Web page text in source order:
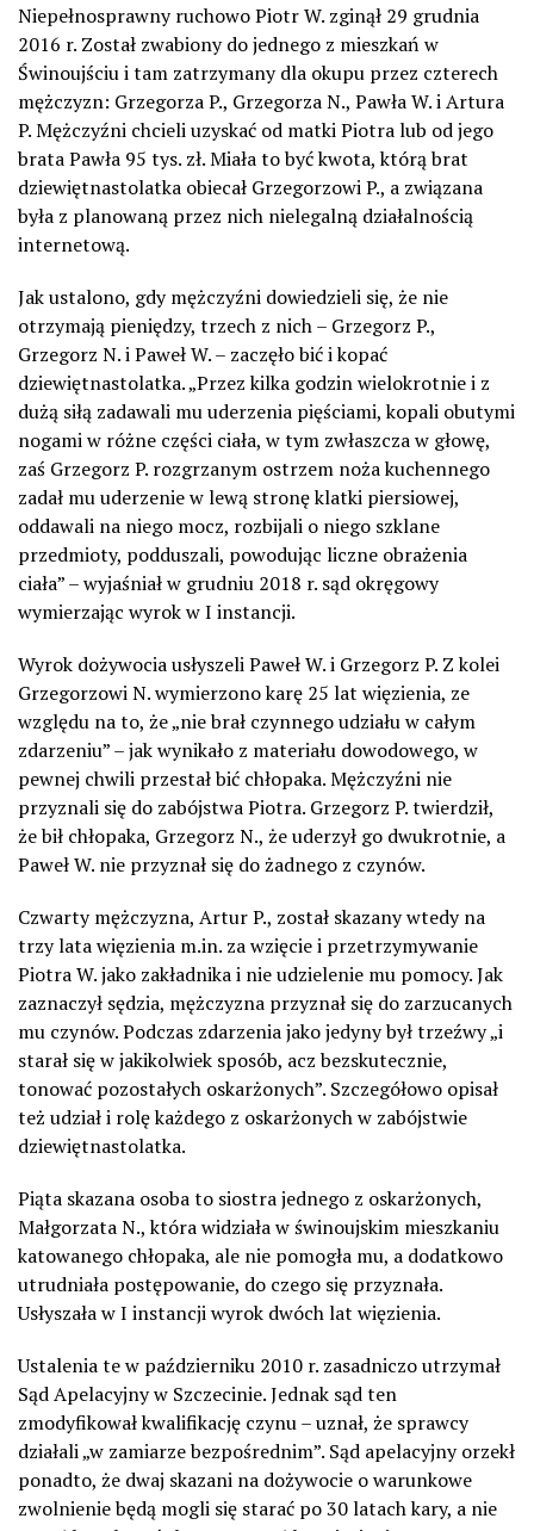
Niepełnosprawny ruchowo Piotr W. zginął 29 grudnia
2016 r. Został zwabiony do jednego z mieszkań w
Świnoujściu i tam zatrzymany dla okupu przez czterech
mężczyzn: Grzegorza P., Grzegorza N., Pawła W. i Artura
P. Mężczyźni chcieli uzyskać od matki Piotra lub od jego
brata Pawła 95 tys. zł. Miała to być kwota, którą brat
dziewiętnastolatka obiecał Grzegorzowi P., a związana
była z planowaną przez nich nielegalną działalnością
internetową.
Jak ustalono, gdy mężczyźni dowiedzieli się, że nie
otrzymają pieniędzy, trzech z nich – Grzegorz P.,
Grzegorz N. i Paweł W. – zaczęło bić i kopać
dziewiętnastolatka. „Przez kilka godzin wielokrotnie i z
dużą siłą zadawali mu uderzenia pięściami, kopali obutymi
nogami w różne części ciała, w tym zwłaszcza w głowę,
zaś Grzegorz P. rozgrzanym ostrzem noża kuchennego
zadał mu uderzenie w lewą stronę klatki piersiowej,
oddawali na niego mocz, rozbijali o niego szklane
przedmioty, podduszali, powodując liczne obrażenia
ciała” – wyjaśniał w grudniu 2018 r. sąd okręgowy
wymierzając wyrok w I instancji.
Wyrok dożywocia usłyszeli Paweł W. i Grzegorz P. Z kolei
Grzegorzowi N. wymierzono karę 25 lat więzienia, ze
względu na to, że „nie brał czynnego udziału w całym
zdarzeniu” – jak wynikało z materiału dowodowego, w
pewnej chwili przestał bić chłopaka. Mężczyźni nie
przyznali się do zabójstwa Piotra. Grzegorz P. twierdził,
że bił chłopaka, Grzegorz N., że uderzył go dwukrotnie, a
Paweł W. nie przyznał się do żadnego z czynów.
Czwarty mężczyzna, Artur P., został skazany wtedy na
trzy lata więzienia m.in. za wzięcie i przetrzymywanie
Piotra W. jako zakładnika i nie udzielenie mu pomocy. Jak
zaznaczył sędzia, mężczyzna przyznał się do zarzucanych
mu czynów. Podczas zdarzenia jako jedyny był trzeźwy „i
starał się w jakikolwiek sposób, acz bezskutecznie,
tonować pozostałych oskarżonych”. Szczegółowo opisał
też udział i rolę każdego z oskarżonych w zabójstwie
dziewiętnastolatka.
Piąta skazana osoba to siostra jednego z oskarżonych,
Małgorzata N., która widziała w świnoujskim mieszkaniu
katowanego chłopaka, ale nie pomogła mu, a dodatkowo
utrudniała postępowanie, do czego się przyznała.
Usłyszała w I instancji wyrok dwóch lat więzienia.
Ustalenia te w październiku 2010 r. zasadniczo utrzymał
Sąd Apelacyjny w Szczecinie. Jednak sąd ten
zmodyfikował kwalifikację czynu – uznał, że sprawcy
działali „w zamiarze bezpośrednim”. Sąd apelacyjny orzekł
ponadto, że dwaj skazani na dożywocie o warunkowe
zwolnienie będą mogli się starać po 30 latach kary, a nie